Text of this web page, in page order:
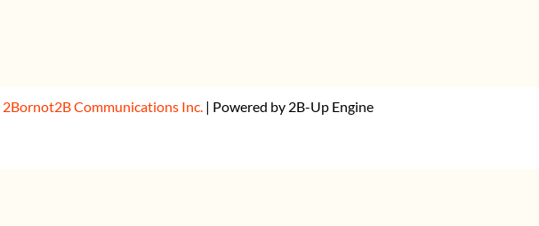
2Bornot2B Communications Inc.| Powered by 2B-Up Engine